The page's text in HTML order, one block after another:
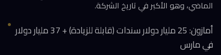
الماضي، وهو الأكبر في تاريخ الشركة.
أمازون: 25 مليار دولار سندات (قابلة للزيادة) + 37 مليار دولار
في مارس